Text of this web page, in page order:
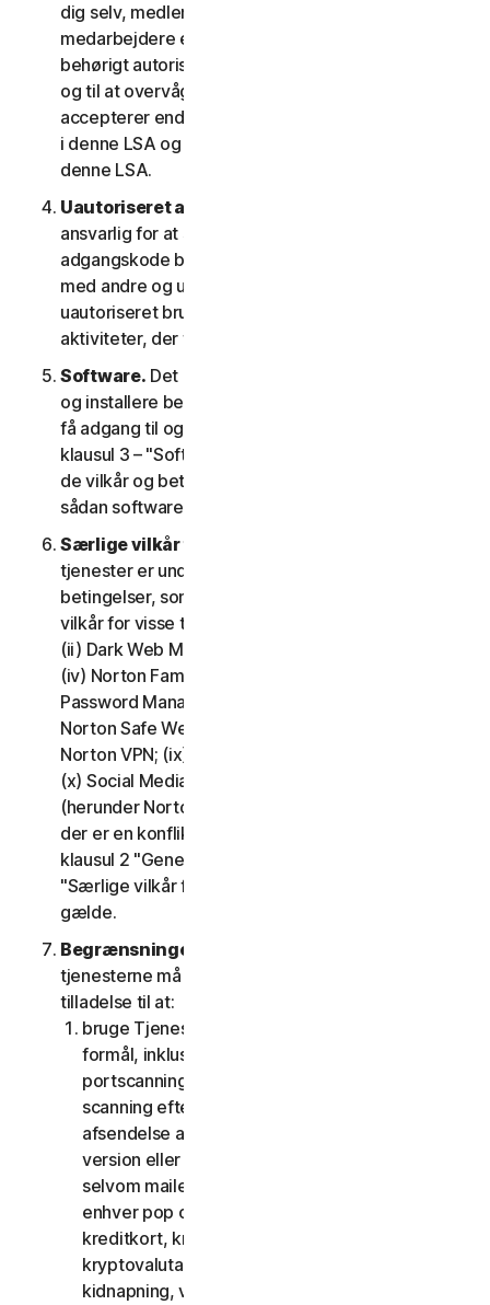
dig selv, medlemmer af din husstand eller dine
medarbejdere er rigtige og nøjagtige, og at du er
behørigt autoriseret til at give os disse oplysninger
og til at overvåge deres konto på deres vegne. Du
accepterer endvidere at oplyse dem betingelserne
i denne LSA og garantere deres overholdelse af
denne LSA.
Uautoriseret adgang til din konto
ansvarlig for at sikre, at dit brugernavn og din
adgangskode beskyttes. Del ikke disse oplysninger
med andre og underret os med det samme om
uautoriseret brug. Du er ansvarlig for alle
aktiviteter, der finder sted på din konto.
Software. Det kan være nødvendigt at downloade
og installere bestemt software på en enhed for at
få adgang til og for at bruge visse tjenester. Se
klausul 3 – "Softwarelicensvilkår" i denne LSA for
de vilkår og betingelser, der gælder for brugen af
sådan software.
Særlige vilkår for visse tjenester.
tjenester er underlagt yderligere vilkår og
betingelser, som er fastsat i klausul 4 – "Særlige
vilkår for visse tjenester" i LSA'en: (i) Cloudbackup;
(ii) Dark Web Monitoring; (iii) Nortons kreditportal;
(iv) Norton Family og Forældrestyring; (v) Norton
Password Manager; (vi) Norton Safe Search og
Norton Safe Web; (vii) Norton Small Business; (viii)
Norton VPN; (ix) Supporttjenester til gendannelse;
(x) Social Media Monitoring og (xi) Teknisk support
(herunder Norton Virus Protection Promise). Hvis
der er en konflikt eller uoverensstemmelse mellem
klausul 2 "Generelle tjenestevilkår", og klausul 4
"Særlige vilkår for visse tjenester", vil klausul 4
gælde.
Begrænsninger.
tjenesterne må du ikke, og du må ikke give andre
tilladelse til at:
bruge Tjenesterne til ulovlige eller bedrageriske
formål, inklusive men ikke begrænset til
portscanning, afsendelse af spam og phishing,
scanning efter åbne relæer eller åbne proxies,
afsendelse af uopfordret mail eller enhver
version eller type mail sendt i store mængder,
selvom mailen dirigeres via tredjepartsservere,
enhver pop op-aktivering, brug af stjålne
kreditkort, kreditkortsvindel, økonomisk svig,
kryptovalutabedrageri, cloaking, afpresning,
kidnapning, voldtægt, mord, salg af stjålne